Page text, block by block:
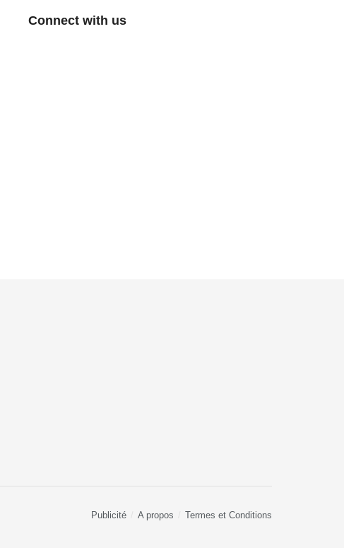
Connect with us
Publicité A propos Termes et Conditions